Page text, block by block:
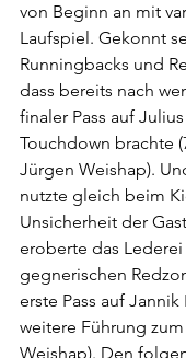
von Beginn an mit
Laufspiel. Gekonnt
Runningbacks und
dass bereits nach
finaler Pass auf
Touchdown brachte
Jürgen Weishap).
nutzte gleich beim
Unsicherheit der
eroberte das
gegnerischen
erste Pass auf
weitere Führung zum
Weishap). Den